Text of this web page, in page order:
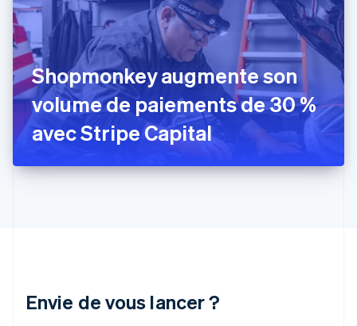
Shopmonkey augmente son
volume de paiements de 30 %
avec Stripe Capital
Envie de vous lancer ?
FrançaisEnglish
Gibraltar
Grèce
English
Hongrie
English
Inde
English
English
Deutsch English